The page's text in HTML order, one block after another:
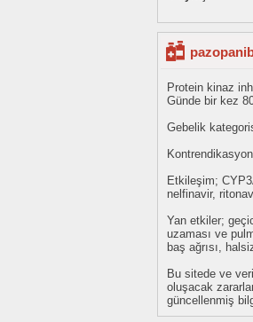
Protein kinaz
Günde bir kez
Gebelik
Etkileşim;
nelfinavir,
Yan etkiler;
uzaması ve
baş ağrısı,
Bu sitede ve
oluşacak
güncellenmiş